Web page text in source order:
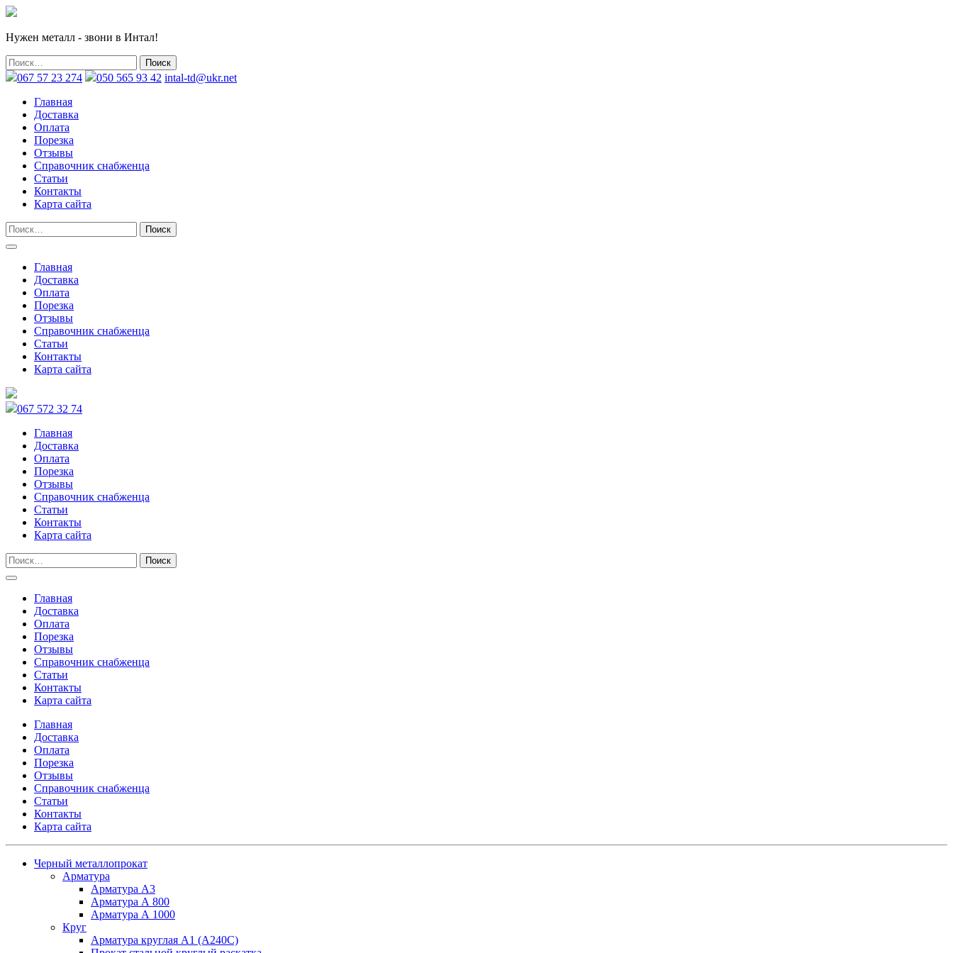
Нужен металл - звони в Интал!
067 57 23 274 050 565 93 42 intal-td@ukr.net
Главная
Доставка
Оплата
Порезка
Отзывы
Справочник снабженца
Статьи
Контакты
Карта сайта
Главная
Доставка
Оплата
Порезка
Отзывы
Справочник снабженца
Статьи
Контакты
Карта сайта
067 572 32 74
Главная
Доставка
Оплата
Порезка
Отзывы
Справочник снабженца
Статьи
Контакты
Карта сайта
Главная
Доставка
Оплата
Порезка
Отзывы
Справочник снабженца
Статьи
Контакты
Карта сайта
Главная
Доставка
Оплата
Порезка
Отзывы
Справочник снабженца
Статьи
Контакты
Карта сайта
Черный металлопрокат
Арматура
Арматура А3
Арматура А 800
Арматура А 1000
Круг
Арматура круглая А1 (А240C)